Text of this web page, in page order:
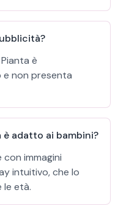
è
non presenta
è adatto ai bambini?
con immagini
intuitivo, che lo
età.